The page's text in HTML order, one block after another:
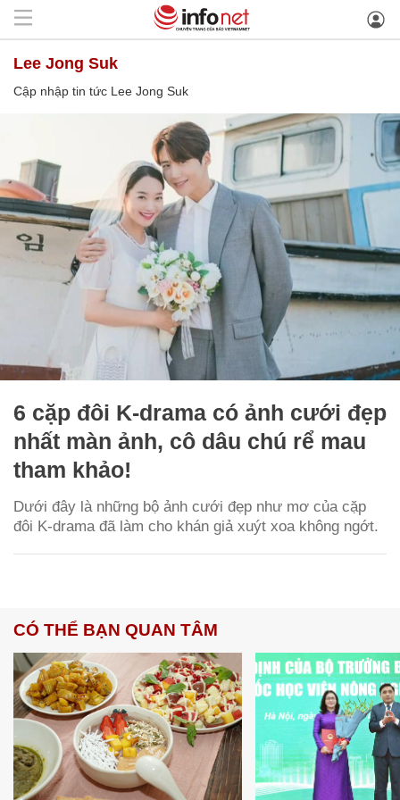
Lee Jong Suk
Cập nhập tin tức Lee Jong Suk
6 cặp đôi K-drama có ảnh cưới đẹp
nhất màn ảnh, cô dâu chú rể mau
tham khảo!
Dưới đây là những bộ ảnh cưới đẹp như mơ của cặp
đôi K-drama đã làm cho khán giả xuýt xoa không ngớt.
CÓ THỂ BẠN QUAN TÂM